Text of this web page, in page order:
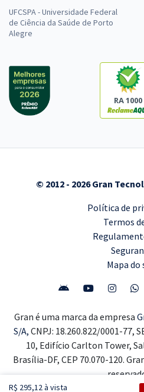
R$ 295,12 à vista
UFCSPA - Universidade Federal
de Ciência da Saúde de Porto
Alegre
RA 1000
© 2012 - 2026 Gran
Política de
Termos
Mapa do
Gran é uma marca da empresa
S/A, CNPJ: 18.260.822/0001-77,
10, Edifício Carlton Tower,
Brasília-DF, CEP 70.070-120.